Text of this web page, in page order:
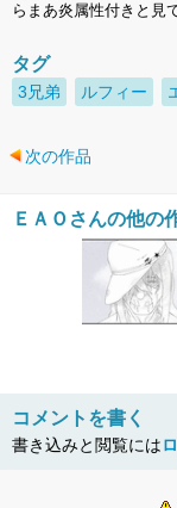
らまあ炎属性付きと見
タグ
3兄弟 ルフィー
次の作品
ＥＡＯさんの他の
コメントを書く
書き込みと閲覧には